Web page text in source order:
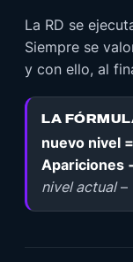
La RD se
Siempre se
y con ello, al
LA
nuevo nivel
Apariciones
nivel actual–